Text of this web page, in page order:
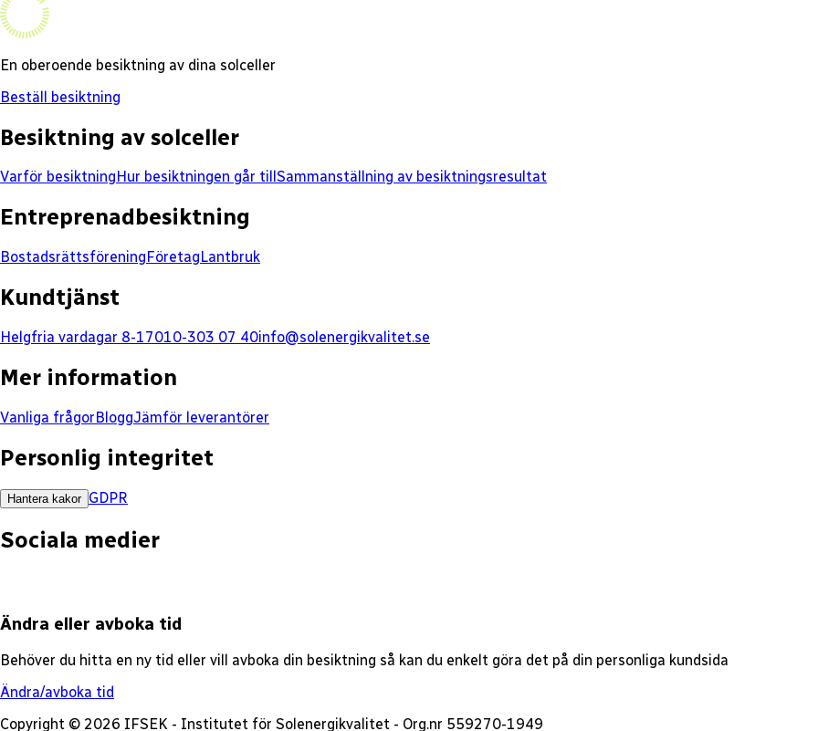
En oberoende besiktning av dina solceller
Beställ besiktning
Besiktning av solceller
Varför besiktningHur besiktningen går till Sammanställning av besiktningsresultat
Entreprenadbesiktning
BostadsrättsföreningFöretagLantbruk
Kundtjänst
Helgfria vardagar 8-17010-303 07 40info@solenergikvalitet.se
Mer information
Vanliga frågorBloggJämför leverantörer
Personlig integritet
Hantera kakor GDPR
Sociala medier
Ändra eller avboka tid
Behöver du hitta en ny tid eller vill avboka din besiktning så kan du enkelt göra det på din personliga kundsida
Ändra/avboka tid
Copyright © 2026 IFSEK - Institutet för Solenergikvalitet - Org.nr 559270-1949